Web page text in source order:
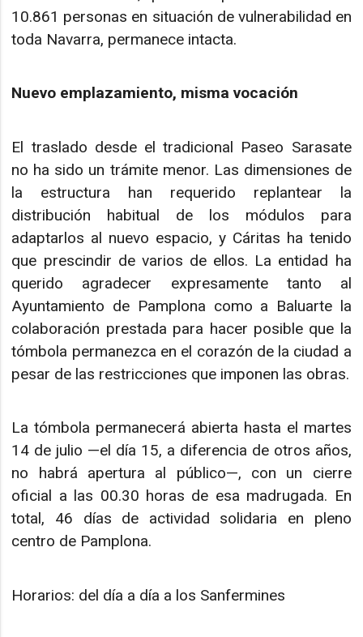
10.861 personas en situación de vulnerabilidad en
toda Navarra, permanece intacta.
Nuevo emplazamiento, misma vocación
El traslado desde el tradicional Paseo Sarasate
no ha sido un trámite menor. Las dimensiones de
la estructura han requerido replantear la
distribución habitual de los módulos para
adaptarlos al nuevo espacio, y Cáritas ha tenido
que prescindir de varios de ellos. La entidad ha
querido agradecer expresamente tanto al
Ayuntamiento de Pamplona como a Baluarte la
colaboración prestada para hacer posible que la
tómbola permanezca en el corazón de la ciudad a
pesar de las restricciones que imponen las obras.
La tómbola permanecerá abierta hasta el martes
14 de julio —el día 15, a diferencia de otros años,
no habrá apertura al público—, con un cierre
oficial a las 00.30 horas de esa madrugada. En
total, 46 días de actividad solidaria en pleno
centro de Pamplona.
Horarios: del día a día a los Sanfermines